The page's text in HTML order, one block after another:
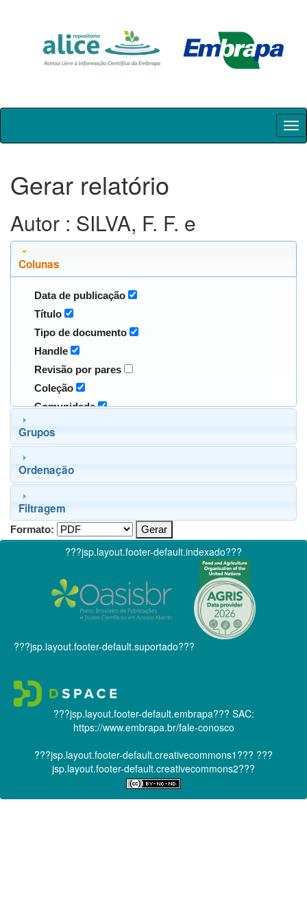
Skip
Gerar relatório
Autor : SILVA, F. F. e
Colunas
Data de publicação
Título
Tipo de documento
Handle
Revisão por pares
Coleção
Comunidade
Grupos
Ordenação
Filtragem
Formato:
???jsp.layout.footer-default.indexado???
???jsp.layout.footer-default.suportado???
???jsp.layout.footer-default.embrapa??? SAC:
https://www.embrapa.br/fale-conosco
???jsp.layout.footer-default.creativecommons1??? ???
jsp.layout.footer-default.creativecommons2???